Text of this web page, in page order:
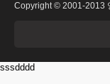
Copyright © 2001-2013
sssdddd